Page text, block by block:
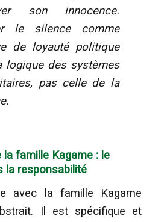
son innocence.
le silence comme
de loyauté politique
logique des systèmes
pas celle de la
la famille Kagame : le
la responsabilité
avec la famille Kagame
Il est spécifique et